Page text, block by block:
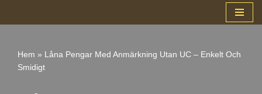
innehåll
Hem » Låna Pengar Med Anmärkning Utan UC – Enkelt Och
Smidigt